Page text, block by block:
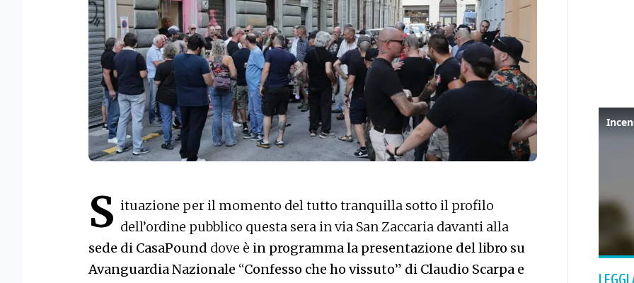
S ituazione per il momento del tutto tranquilla sotto il profilo
dell’ordine pubblico questa sera in via San Zaccaria davanti alla
sede di CasaPound dove è in programma la presentazione del libro su
Avanguardia Nazionale “Confesso che ho vissuto” di Claudio Scarpa e
LEGGI